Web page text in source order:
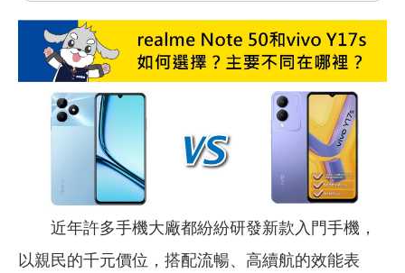
近年許多手機大廠都紛紛研發新款入門手機，
以親民的千元價位，搭配流暢、高續航的效能表